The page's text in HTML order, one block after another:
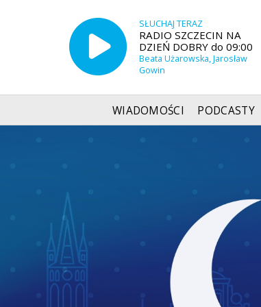
SŁUCHAJ TERAZ
RADIO SZCZECIN NA
DZIEŃ DOBRY do 09:00
Beata Użarowska, Jarosław
Gowin
WIADOMOŚCI PODCASTY